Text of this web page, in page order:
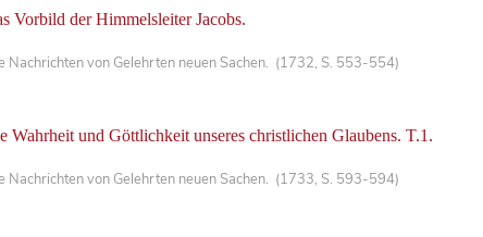
Vorbild der Himmelsleiter Jacobs.
Nachrichten von Gelehrten neuen Sachen. (1732, S. 553-554)
Wahrheit und Göttlichkeit unseres christlichen Glaubens. T.1.
Nachrichten von Gelehrten neuen Sachen. (1733, S. 593-594)